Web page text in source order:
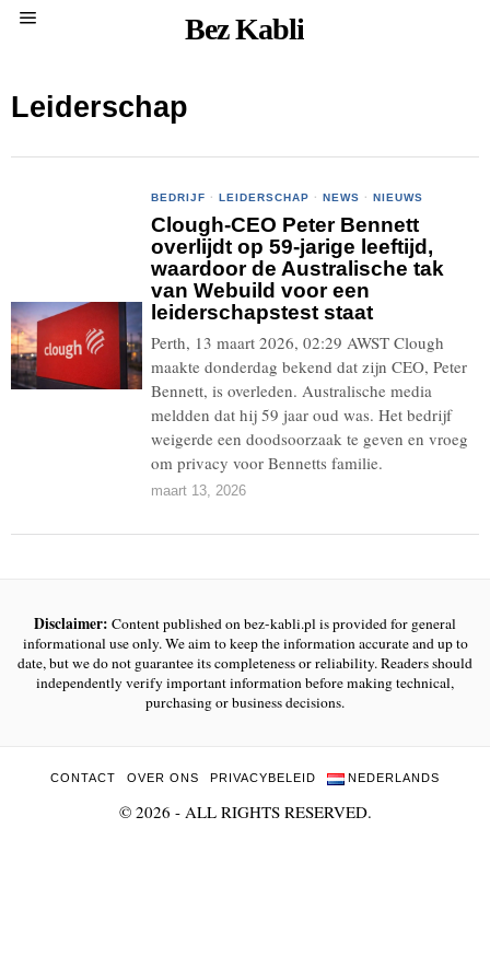
Bez Kabli
Leiderschap
BEDRIJF · LEIDERSCHAP · NEWS · NIEUWS
Clough-CEO Peter Bennett
overlijdt op 59-jarige leeftijd,
waardoor de Australische tak
van Webuild voor een
leiderschapstest staat
Perth, 13 maart 2026, 02:29 AWST Clough
maakte donderdag bekend dat zijn CEO, Peter
Bennett, is overleden. Australische media
meldden dat hij 59 jaar oud was. Het bedrijf
weigerde een doodsoorzaak te geven en vroeg
om privacy voor Bennetts familie.
maart 13, 2026
Disclaimer: Content published on bez-kabli.pl is provided for general
informational use only. We aim to keep the information accurate and up to
date, but we do not guarantee its completeness or reliability. Readers should
independently verify important information before making technical,
purchasing or business decisions.
CONTACT OVER ONS PRIVACYBELEID NEDERLANDS
© 2026 - ALL RIGHTS RESERVED.